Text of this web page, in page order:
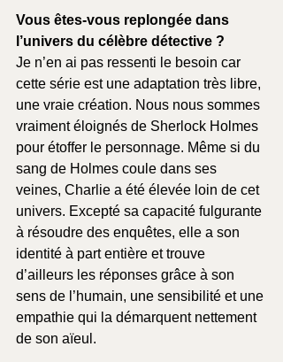
Vous êtes-vous replongée dans
l’univers du célèbre détective ?
Je n’en ai pas ressenti le besoin car
cette série est une adaptation très libre,
une vraie création. Nous nous sommes
vraiment éloignés de Sherlock Holmes
pour étoffer le personnage. Même si du
sang de Holmes coule dans ses
veines, Charlie a été élevée loin de cet
univers. Excepté sa capacité fulgurante
à résoudre des enquêtes, elle a son
identité à part entière et trouve
d’ailleurs les réponses grâce à son
sens de l’humain, une sensibilité et une
empathie qui la démarquent nettement
de son aïeul.